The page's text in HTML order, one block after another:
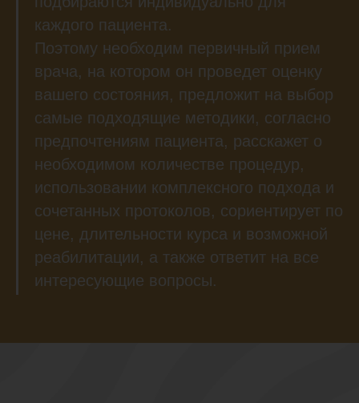
каждого пациента.
Поэтому необходим первичный прием
врача, на котором он проведет оценку
вашего состояния, предложит на выбор
самые подходящие методики, согласно
предпочтениям пациента, расскажет о
необходимом количестве процедур,
использовании комплексного подхода и
сочетанных протоколов, сориентирует по
цене, длительности курса и возможной
реабилитации, а также ответит на все
интересующие вопросы.